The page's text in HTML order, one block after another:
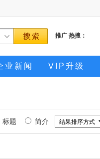
推广 热搜：
业新闻 VIP升级
标题 简介